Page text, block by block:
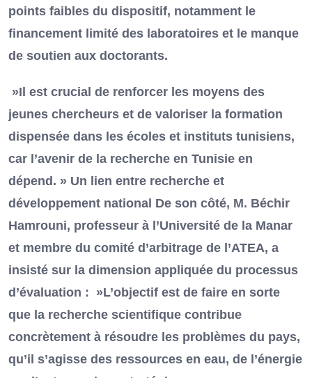
points faibles du dispositif, notamment le
financement limité des laboratoires et le manque
de soutien aux doctorants.
»Il est crucial de renforcer les moyens des
jeunes chercheurs et de valoriser la formation
dispensée dans les écoles et instituts tunisiens,
car l’avenir de la recherche en Tunisie en
dépend. » Un lien entre recherche et
développement national De son côté, M. Béchir
Hamrouni, professeur à l’Université de la Manar
et membre du comité d’arbitrage de l’ATEA, a
insisté sur la dimension appliquée du processus
d’évaluation : »L’objectif est de faire en sorte
que la recherche scientifique contribue
concrètement à résoudre les problèmes du pays,
qu’il s’agisse des ressources en eau, de l’énergie